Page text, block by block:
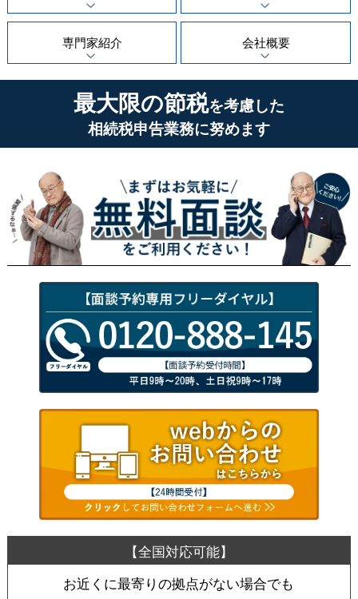
専門家紹介 会社概要
最大限の節税を考慮した
相続税申告業務に努めます
お近くに最寄りの拠点がない場合でも